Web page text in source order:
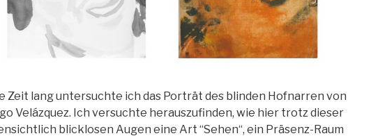
Zeit lang untersuchte ich das Porträt des blinden Hofnarren von
Velázquez. Ich versuchte herauszufinden, wie hier trotz dieser
blicklosen Augen eine Art “Sehen“, ein Präsenz-Raum